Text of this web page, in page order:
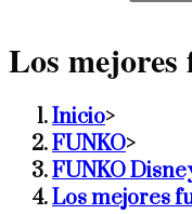
Los mejores
Inicio>
FUNKO>
FUNKO
Los mejores